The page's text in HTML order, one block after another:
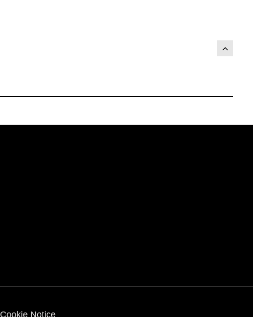
Cookie Notice